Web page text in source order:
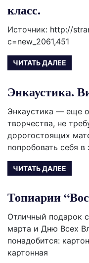
класс.
Источник: http://
ЧИТАТЬ ДАЛЕЕ
Энкаустика.
Энкаустика — еще
творчества, не
дорогостоящих
попробовать себя в
ЧИТАТЬ ДАЛЕЕ
Топиарии
Отличный подарок
марта и Дню Всех
понадобится:
картонная